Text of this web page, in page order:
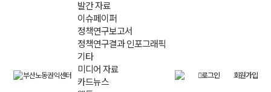
발간 자료
이슈페이퍼
정책연구보고서
정책연구결과 인포그래픽
기타
미디어 자료
카드뉴스
로그인 회원가입